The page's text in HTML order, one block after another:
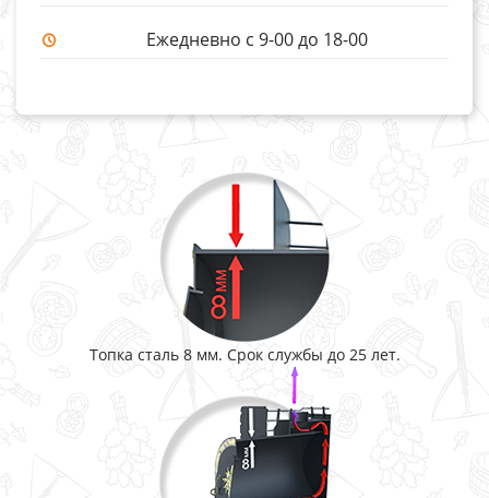
Ежедневно с 9-00 до 18-00
Топка сталь 8 мм. Срок службы до 25 лет.